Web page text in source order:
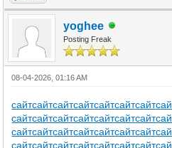
yoghee
Posting Freak
08-04-2026, 01:16 AM
сайтсайтсайтсайтсайтсайтсайт
сайтсайтсайтсайтсайтсайтсайт
сайтсайтсайтсайтсайтсайтсайт
сайтсайтсайтсайтсайтсайтсайт